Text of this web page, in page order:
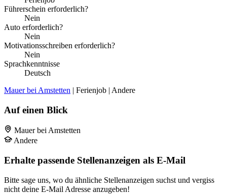
Führerschein erforderlich?
Nein
Auto erforderlich?
Nein
Motivationsschreiben erforderlich?
Nein
Sprachkenntnisse
Deutsch
Mauer bei Amstetten | Ferienjob | Andere
Auf einen Blick
Mauer bei Amstetten
Andere
Erhalte passende Stellenanzeigen als E-Mail
Bitte sage uns, wo du ähnliche Stellenanzeigen suchst und vergiss
nicht deine E-Mail Adresse anzugeben!